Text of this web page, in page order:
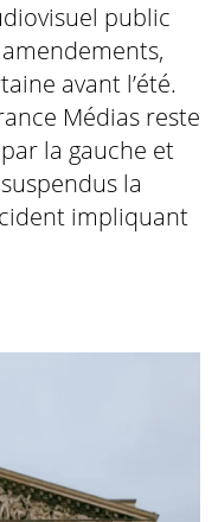
public
avant l’été.
Médias reste
la gauche et
la
impliquant